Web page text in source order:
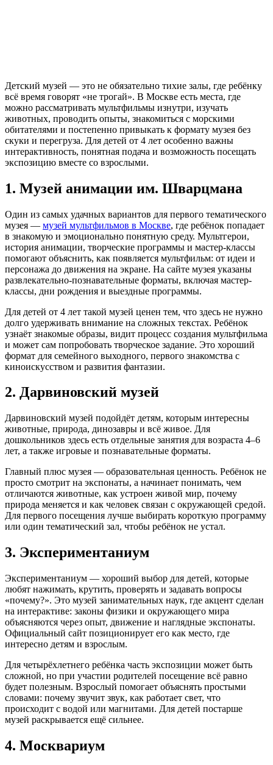
Детский музей — это не обязательно тихие залы, где ребёнку
всё время говорят «не трогай». В Москве есть места, где
можно рассматривать мультфильмы изнутри, изучать
животных, проводить опыты, знакомиться с морскими
обитателями и постепенно привыкать к формату музея без
скуки и перегруза. Для детей от 4 лет особенно важны
интерактивность, понятная подача и возможность посещать
экспозицию вместе со взрослыми.
1. Музей анимации им. Шварцмана
Один из самых удачных вариантов для первого тематического
музея — музей мультфильмов в Москве, где ребёнок попадает
в знакомую и эмоционально понятную среду. Мультгерои,
история анимации, творческие программы и мастер-классы
помогают объяснить, как появляется мультфильм: от идеи и
персонажа до движения на экране. На сайте музея указаны
развлекательно-познавательные форматы, включая мастер-
классы, дни рождения и выездные программы.
Для детей от 4 лет такой музей ценен тем, что здесь не нужно
долго удерживать внимание на сложных текстах. Ребёнок
узнаёт знакомые образы, видит процесс создания мультфильма
и может сам попробовать творческое задание. Это хороший
формат для семейного выходного, первого знакомства с
киноискусством и развития фантазии.
2. Дарвиновский музей
Дарвиновский музей подойдёт детям, которым интересны
животные, природа, динозавры и всё живое. Для
дошкольников здесь есть отдельные занятия для возраста 4–6
лет, а также игровые и познавательные форматы.
Главный плюс музея — образовательная ценность. Ребёнок не
просто смотрит на экспонаты, а начинает понимать, чем
отличаются животные, как устроен живой мир, почему
природа меняется и как человек связан с окружающей средой.
Для первого посещения лучше выбирать короткую программу
или один тематический зал, чтобы ребёнок не устал.
3. Экспериментаниум
Экспериментаниум — хороший выбор для детей, которые
любят нажимать, крутить, проверять и задавать вопросы
«почему?». Это музей занимательных наук, где акцент сделан
на интерактиве: законы физики и окружающего мира
объясняются через опыт, движение и наглядные экспонаты.
Официальный сайт позиционирует его как место, где
интересно детям и взрослым.
Для четырёхлетнего ребёнка часть экспозиции может быть
сложной, но при участии родителей посещение всё равно
будет полезным. Взрослый помогает объяснять простыми
словами: почему звучит звук, как работает свет, что
происходит с водой или магнитами. Для детей постарше
музей раскрывается ещё сильнее.
4. Москвариум